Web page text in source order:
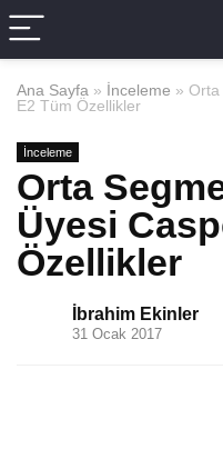
Ana Sayfa » İnceleme »
E2 Tüm Özellikler
İnceleme
Orta
Üyesi
Özellikler
İbrahim Ekinler
31 Ocak 2017